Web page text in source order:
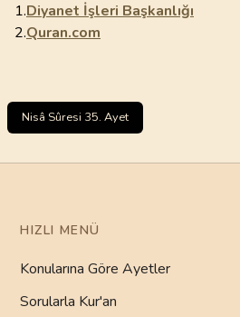
1.Diyanet İşleri Başkanlığı
2.Quran.com
Nisâ Sûresi 35. Ayet
HIZLI MENÜ
Konularına Göre Ayetler
Sorularla Kur'an